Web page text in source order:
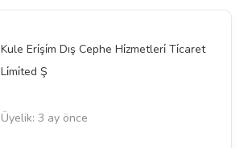
Kule Eri̇şi̇m Dış Cephe Hi̇zmetleri̇ Ti̇caret
Li̇mi̇ted Ş
Üyelik: 3 ay önce